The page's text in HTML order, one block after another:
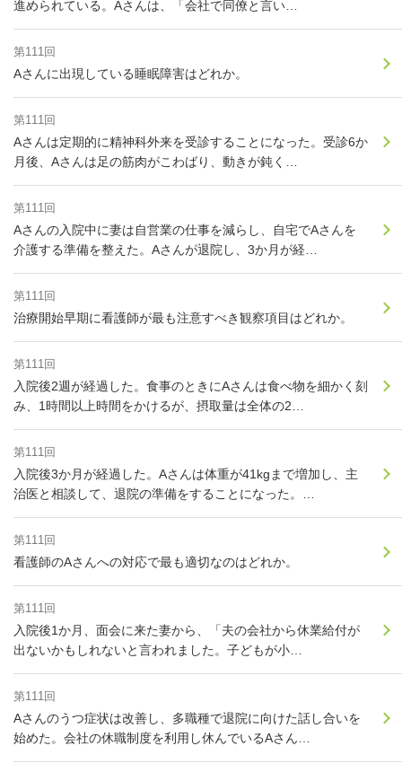
進められている。Aさんは、「会社で同僚と言い…
第111回
Aさんに出現している睡眠障害はどれか。
第111回
Aさんは定期的に精神科外来を受診することになった。受診6か
月後、Aさんは足の筋肉がこわばり、動きが鈍く…
第111回
Aさんの入院中に妻は自営業の仕事を減らし、自宅でAさんを
介護する準備を整えた。Aさんが退院し、3か月が経…
第111回
治療開始早期に看護師が最も注意すべき観察項目はどれか。
第111回
入院後2週が経過した。食事のときにAさんは食べ物を細かく刻
み、1時間以上時間をかけるが、摂取量は全体の2…
第111回
入院後3か月が経過した。Aさんは体重が41kgまで増加し、主
治医と相談して、退院の準備をすることになった。…
第111回
看護師のAさんへの対応で最も適切なのはどれか。
第111回
入院後1か月、面会に来た妻から、「夫の会社から休業給付が
出ないかもしれないと言われました。子どもが小…
第111回
Aさんのうつ症状は改善し、多職種で退院に向けた話し合いを
始めた。会社の休職制度を利用し休んでいるAさん…